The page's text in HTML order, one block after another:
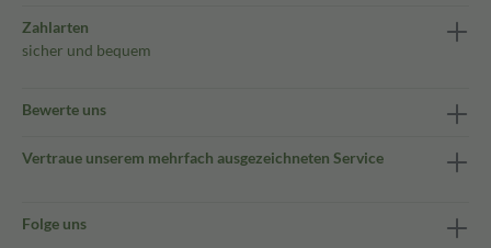
Zahlarten
sicher und bequem
Bewerte uns
Vertraue unserem mehrfach ausgezeichneten Service
Folge uns